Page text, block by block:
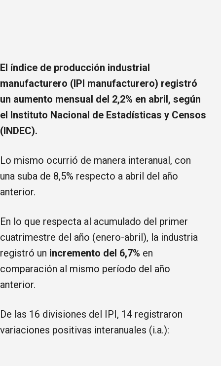
El índice de producción industrial
manufacturero (IPI manufacturero) registró
un aumento mensual del 2,2% en abril, según
el Instituto Nacional de Estadísticas y Censos
(INDEC).
Lo mismo ocurrió de manera interanual, con
una suba de 8,5% respecto a abril del año
anterior.
En lo que respecta al acumulado del primer
cuatrimestre del año (enero-abril), la industria
registró un incremento del 6,7% en
comparación al mismo período del año
anterior.
De las 16 divisiones del IPI, 14 registraron
variaciones positivas interanuales (i.a.):